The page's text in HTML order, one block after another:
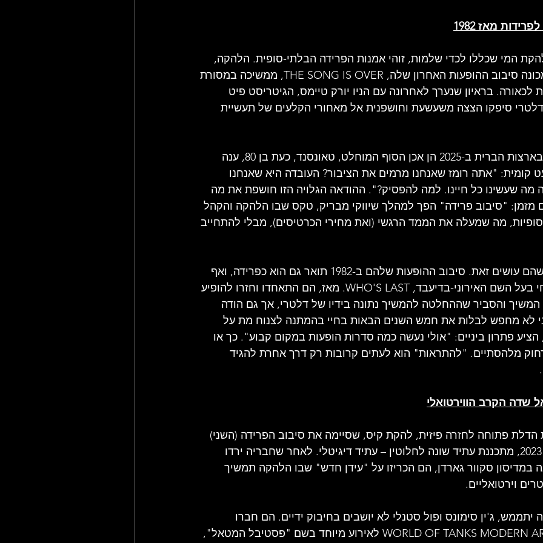
מאז 1982
המי שכללו לכדי שלמות, זוהי אמנות הפרידה הבלתי-סופית. הלהקה,
שנמצאת כעת במה שמכונה סיבוב ההופעות האחרון שלה, THE SONG IS OVER, ממשיכה במסורת
לכאורה. בראיון שנערך לאחרונה עם הניו יורק טיימס, הגיטריסט פיט
דלטרי סיפקו הצצה משעשעת וחושפנית אל מאחורי הקלעים של תעשיית
כשנשאל אם ההופעות בארצות הברית ב-2025 הן אכן הסוף המוחלט, טאונסנד, כעת בן 80, ענה
קומית: "אתה רומז שאנחנו מרמים את הציבור? העובדה היא שאנחנו
מה שעשינו כל חיינו. למה להפסיק?". ההודאה הגלויה הזו חושפת את מה
מזמן: "סיבוב פרידה" הפך למהלך שיווקי מבריק, טקס שבו הלהקה והקהל
מה שמעלה את הממד הרגשי (ואת מחירי הכרטיסים), מבלי להתחייב
זו לא הפעם הראשונה שהם עושים זאת. סיבוב ההופעות שלהם ב-1982 תואר גם הוא כפרידה, ואף
תועד באלבום הופעה חי בעל השם האירוני-בדיעבד, WHO'S LAST. מאז, הם התאחדו וחזרו להופיע
והסביר שההחלטה להמשיך נתונה בידיו של דלטרי, אך גם הודה
לא מחפש לבלות את חמש השנים הבאות בחיי בהמתנה לצנוח מת על
פתרון ביניים: "אולי נעשה כמה סדרות הופעות במקום קבוע". כך או
מלהסתיים. "להתראות" הוא לעתים קרובות רק דרך אחרת להגיד
הקרב הווירטואלי
פתוחה לחזרה פיזית, להקת קיס, שסיימה את סיבוב הפרידה (השני)
והמקיף שלה בדצמבר 2023, מתכננת עתיד שונה לחלוטין – עתיד דיגיטלי. לאחר שחבריה ירדו
סקוור גארדן, הם הכריזו על "עידן חדש" שבו הלהקה תמשיך
וירטואליים.
יתממש, ג'ין סימונס ופול סטנלי לא יושבים בחיבוק ידיים. הם חברו
למשחק הווידאו WORLD OF TANKS MODERN ARMOR לאירוע מיוחד בשם "פסטיבל המטאל",